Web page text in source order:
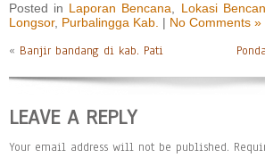
Posted in Laporan Bencana Lokasi
Longsor, Purbalingga Kab. | No Comments »
« Banjir bandang di kab. Pati
LEAVE A REPLY
Your email address will not be published.